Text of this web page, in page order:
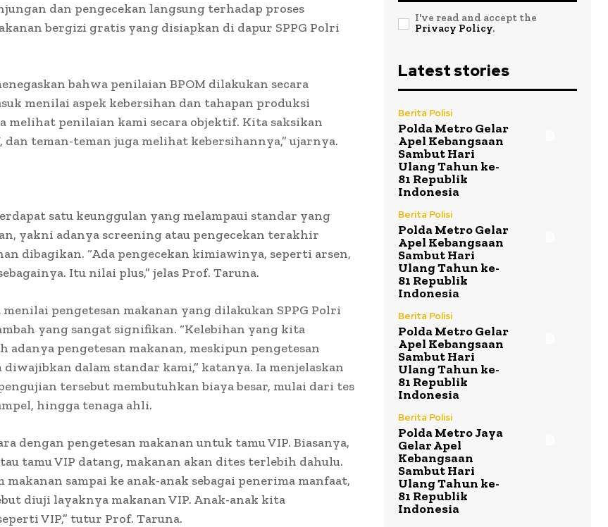
dan pengecekan langsung terhadap proses
bergizi gratis yang disiapkan di dapur SPPG Polri
bahwa penilaian BPOM dilakukan secara
menilai aspek kebersihan dan tahapan produksi
melihat penilaian kami secara objektif. Kita saksikan
dan teman-teman juga melihat kebersihannya,” ujarnya.
satu keunggulan yang melampaui standar yang
yakni adanya screening atau pengecekan terakhir
dibagikan. “Ada pengecekan kimiawinya, seperti arsen,
Itu nilai plus,” jelas Prof. Taruna.
pengetesan makanan yang dilakukan SPPG Polri
yang sangat signifikan. “Kelebihan yang kita
adanya pengetesan makanan, meskipun pengetesan
diwajibkan dalam standar kami,” katanya. Ia menjelaskan
tersebut membutuhkan biaya besar, mulai dari tes
hingga tenaga ahli.
dengan pengetesan makanan untuk tamu VIP. Biasanya,
tamu VIP datang, makanan akan dites terlebih dahulu.
makanan sampai ke anak-anak sebagai penerima manfaat,
diuji layaknya makanan VIP. Anak-anak kita
VIP,” tutur Prof. Taruna.
I've read and accept the
Privacy Policy.
Latest stories
Berita Polisi
Polda Metro Gelar
Apel Kebangsaan
Sambut Hari
Ulang Tahun ke-
81 Republik
Indonesia
Berita Polisi
Polda Metro Gelar
Apel Kebangsaan
Sambut Hari
Ulang Tahun ke-
81 Republik
Indonesia
Berita Polisi
Polda Metro Gelar
Apel Kebangsaan
Sambut Hari
Ulang Tahun ke-
81 Republik
Indonesia
Berita Polisi
Polda Metro Jaya
Gelar Apel
Kebangsaan
Sambut Hari
Ulang Tahun ke-
81 Republik
Indonesia